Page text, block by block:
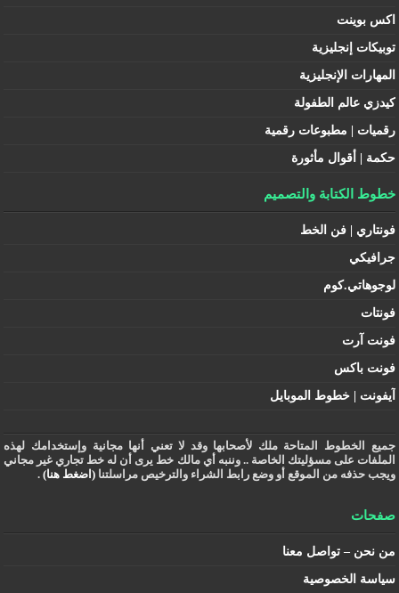
اكس بوينت
توبيكات إنجليزية
المهارات الإنجليزية
كيدزي عالم الطفولة
رقميات | مطبوعات رقمية
حكمة | أقوال مأثورة
خطوط الكتابة والتصميم
فونتاري | فن الخط
جرافيكي
لوجوهاتي.كوم
فونتات
فونت آرت
فونت باكس
آيفونت | خطوط الموبايل
جميع الخطوط المتاحة ملك لأصحابها وقد لا تعني أنها مجانية وإستخدامك لهذه
الملفات على مسؤليتك الخاصة .. وننبه أي مالك خط يرى أن له خط تجاري غير مجاني
ويجب حذفه من الموقع أو وضع رابط الشراء والترخيص مراسلتنا(اضغط هنا) .
صفحات
من نحن – تواصل معنا
سياسة الخصوصية